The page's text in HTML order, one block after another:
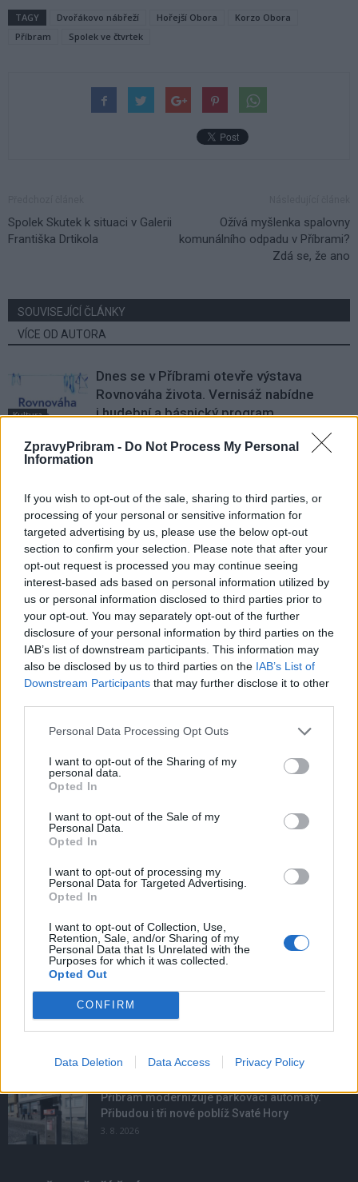
ZpravyPribram - Do Not Process My Personal
Information
If you wish to opt-out of the sale, sharing to third parties, or
processing of your personal or sensitive information for
targeted advertising by us, please use the below opt-out
section to confirm your selection. Please note that after your
opt-out request is processed you may continue seeing
interest-based ads based on personal information utilized by
us or personal information disclosed to third parties prior to
your opt-out. You may separately opt-out of the further
disclosure of your personal information by third parties on the
IAB’s list of downstream participants. This information may
also be disclosed by us to third parties on the IAB’s List of
Downstream Participants that may further disclose it to other
Personal Data Processing Opt Outs
I want to opt-out of the Sharing of my
personal data.
Opted In
I want to opt-out of the Sale of my
Personal Data.
Opted In
I want to opt-out of processing my
Personal Data for Targeted Advertising.
Opted In
I want to opt-out of Collection, Use,
Retention, Sale, and/or Sharing of my
Personal Data that Is Unrelated with the
Purposes for which it was collected.
Opted Out
CONFIRM
Data Deletion Data Access Privacy Policy
TAGY Dvořákovo nábřeží Hořejší Obora
Korzo Obora
Příbram
Spolek ve čtvrtek
Spolek Skutek k situaci v Galerii
Františka Drtikola
Ožívá myšlenka spalovny
komunálního odpadu v Příbrami?
Zdá se, že ano
SOUVISEJÍCÍ ČLÁNKY
VÍCE OD AUTORA
Kultura
Dnes se v Příbrami otevře výstava
Rovnováha života. Vernisáž nabídne
i hudební a básnický program
Festival hudby na zámku Dobříš sází na
Kultura
Fesťáczek Presents poprvé míří do
Lesního divadla Skalka. Nabídne hudbu,
divadlo i tvořivé dílny
Obděnice vzpomínaly na filmovou legendu
6. 8. 2026
Většina koupališť na Příbramsku nabízí výborné
4. 8. 2026
Příbram modernizuje parkovací automaty.
Přibudou i tři nové poblíž Svaté Hory
3. 8. 2026